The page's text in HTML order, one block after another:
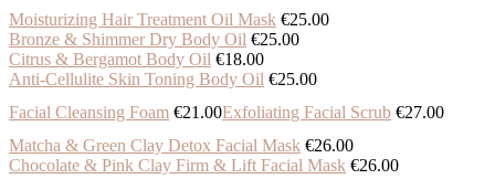
Moisturizing Hair Treatment Oil Mask €25.00
Bronze & Shimmer Dry Body Oil €25.00
Citrus & Bergamot Body Oil €18.00
Anti-Cellulite Skin Toning Body Oil €25.00
Facial Cleansing Foam €21.00Exfoliating Facial Scrub €27.00
Matcha & Green Clay Detox Facial Mask €26.00
Chocolate & Pink Clay Firm & Lift Facial Mask €26.00